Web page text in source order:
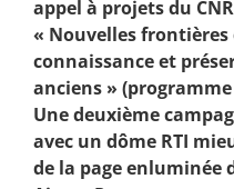
appel à projets du
« Nouvelles frontières
connaissance et
anciens »
Une deuxième
avec un dôme RTI
de la page enluminée